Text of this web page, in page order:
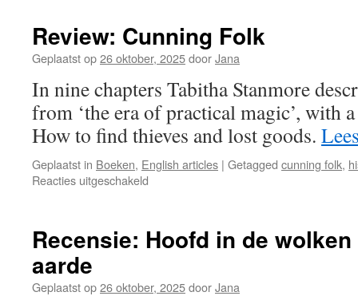
Review: Cunning Folk
Geplaatst op26 oktober, 2025doorJana
In nine chapters Tabitha Stanmore
from ‘the era of practical magic’, with
How to find thieves and lost goods.
Geplaatst in Boeken, English articles | Getagged cunning folk,
Reacties uitgeschakeld
Recensie: Hoofd in de
aarde
Geplaatst op26 oktober, 2025doorJana